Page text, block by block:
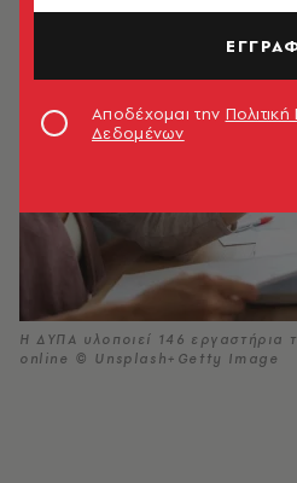
Η ΔΥΠΑ υλοποιεί 146 εργαστήρια
online © Unsplash+Getty Image
Αποδέχομαι την
Δεδομένων